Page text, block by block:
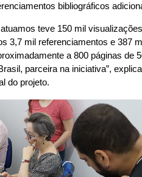
bibliográficos
teve 150 mil
3,7 mil referenciamentos e 387
a 800 páginas de
parceira na iniciativa”,
do projeto.